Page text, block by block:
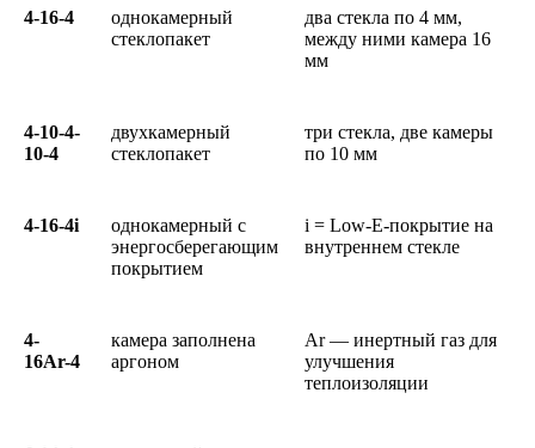
4-16-4
однокамерный
стеклопакет
два стекла по 4 мм,
между ними камерa 16
мм
4-10-4-
10-4
двухкамерный
стеклопакет
три стекла, две камеры
по 10 мм
4-16-4i
однокамерный с
энергосберегающим
покрытием
i = Low-E-покрытие на
внутреннем стекле
4-
16Ar-4
камера заполнена
аргоном
Ar — инертный газ для
улучшения
теплоизоляции